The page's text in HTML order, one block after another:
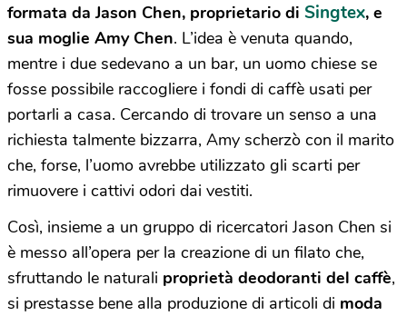
formata da Jason Chen, proprietario di Singtex, e
sua moglie Amy Chen. L’idea è venuta quando,
mentre i due sedevano a un bar, un uomo chiese se
fosse possibile raccogliere i fondi di caffè usati per
portarli a casa. Cercando di trovare un senso a una
richiesta talmente bizzarra, Amy scherzò con il marito
che, forse, l’uomo avrebbe utilizzato gli scarti per
rimuovere i cattivi odori dai vestiti.
Così, insieme a un gruppo di ricercatori Jason Chen si
è messo all’opera per la creazione di un filato che,
sfruttando le naturali proprietà deodoranti del caffè,
si prestasse bene alla produzione di articoli di moda